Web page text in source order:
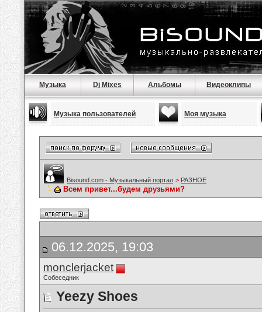
Музыка Dj Mixes Альбомы Видеоклипы
Музыка пользователей Моя музыка
Bisound.com - Музыкальный портал > РАЗНОЕ
Всем привет...будем друзьями?
06.12.2025, 19:03
monclerjacket
Собеседник
Yeezy Shoes